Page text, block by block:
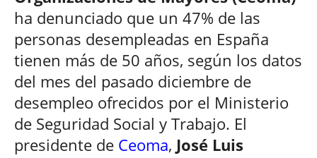
ha denunciado que un 47% de las
personas desempleadas en España
tienen más de 50 años, según los datos
del mes del pasado diciembre de
desempleo ofrecidos por el Ministerio
de Seguridad Social y Trabajo. El
presidente de Ceoma, José Luis